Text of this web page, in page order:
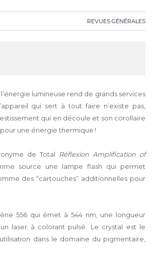
REVUES GÉNÉRALES
lumineuse rend de grands services
qui sert à tout faire n’existe pas,
qui en découle et son corollaire
une énergie thermique !
de Total Réflexion Amplification of
source une lampe flash qui permet
des “cartouches” additionnelles pour
556 qui émet à 544 nm, une longueur
laser à colorant pulsé. Le crystal est le
dans le domaine du pigmentaire,